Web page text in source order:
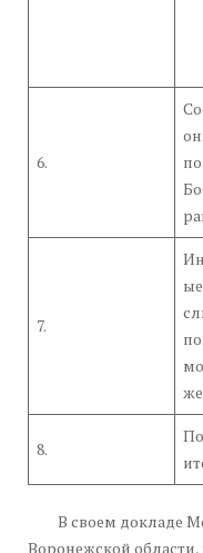
6.
7.
8.
В своем докладе
Воронежской